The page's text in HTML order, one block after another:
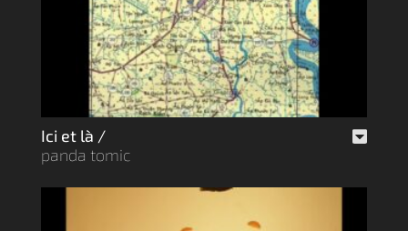
Ici et là /
panda tomic